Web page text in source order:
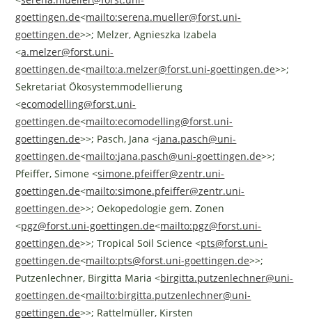
goettingen.de<mailto:serena.mueller@forst.uni-
goettingen.de>>; Melzer, Agnieszka Izabela
<a.melzer@forst.uni-
goettingen.de<mailto:a.melzer@forst.uni-goettingen.de>>;
Sekretariat Ökosystemmodellierung
<ecomodelling@forst.uni-
goettingen.de<mailto:ecomodelling@forst.uni-
goettingen.de>>; Pasch, Jana <jana.pasch@uni-
goettingen.de<mailto:jana.pasch@uni-goettingen.de>>;
Pfeiffer, Simone <simone.pfeiffer@zentr.uni-
goettingen.de<mailto:simone.pfeiffer@zentr.uni-
goettingen.de>>; Oekopedologie gem. Zonen
<pgz@forst.uni-goettingen.de<mailto:pgz@forst.uni-
goettingen.de>>; Tropical Soil Science <pts@forst.uni-
goettingen.de<mailto:pts@forst.uni-goettingen.de>>;
Putzenlechner, Birgitta Maria <birgitta.putzenlechner@uni-
goettingen.de<mailto:birgitta.putzenlechner@uni-
goettingen.de>>; Rattelmüller, Kirsten